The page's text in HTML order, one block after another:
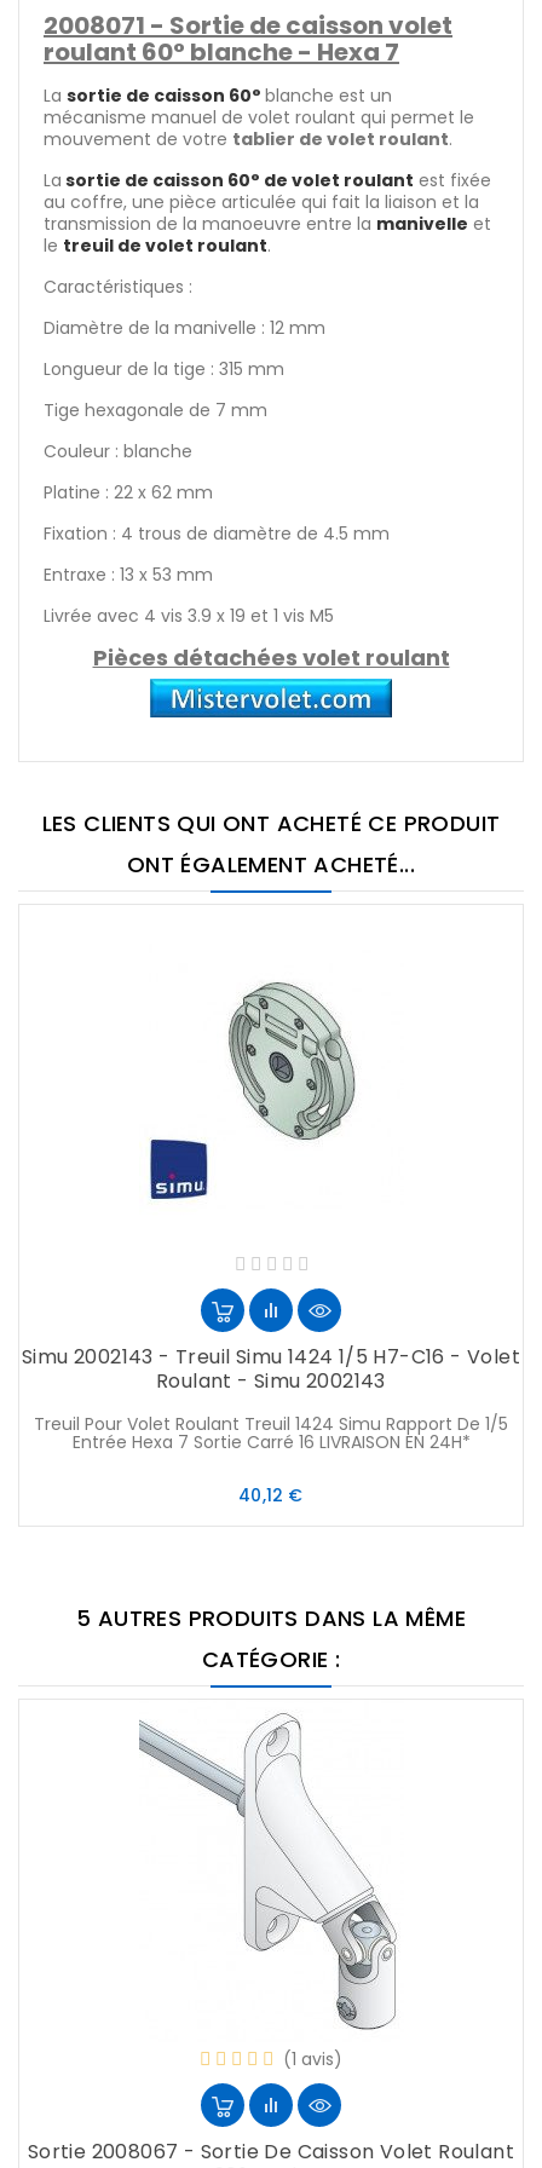
2008071 - Sortie de caisson volet
roulant 60° blanche - Hexa 7
La sortie de caisson 60° blanche est un
mécanisme manuel de volet roulant qui permet le
mouvement de votre tablier de volet roulant.
La sortie de caisson 60° de volet roulant est fixée
au coffre, une pièce articulée qui fait la liaison et la
transmission de la manoeuvre entre la manivelle et
le treuil de volet roulant.
Caractéristiques :
Diamètre de la manivelle : 12 mm
Longueur de la tige : 315 mm
Tige hexagonale de 7 mm
Couleur : blanche
Platine : 22 x 62 mm
Fixation : 4 trous de diamètre de 4.5 mm
Entraxe : 13 x 53 mm
Livrée avec 4 vis 3.9 x 19 et 1 vis M5
Pièces détachées volet roulant
LES CLIENTS QUI ONT ACHETÉ CE PRODUIT
ONT ÉGALEMENT ACHETÉ...
Simu 2002143 - Treuil Simu 1424 1/5 H7-C16 - Volet
Roulant - Simu 2002143
Treuil Pour Volet Roulant Treuil 1424 Simu Rapport De 1/5
Entrée Hexa 7 Sortie Carré 16 LIVRAISON EN 24H*
40,12 €Prix
5 AUTRES PRODUITS DANS LA MÊME
CATÉGORIE :
(1 avis)
Sortie 2008067 - Sortie De Caisson Volet Roulant